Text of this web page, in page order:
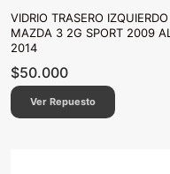
VIDRIO TRASERO IZQUIERDO
MAZDA 3 2G SPORT 2009 AL
2014
$50.000
Ver Repuesto